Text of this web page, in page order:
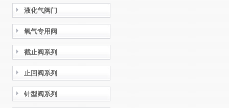
液化气阀门
氧气专用阀
截止阀系列
止回阀系列
针型阀系列